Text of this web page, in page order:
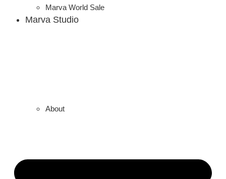
Marva World Sale
Marva Studio
About